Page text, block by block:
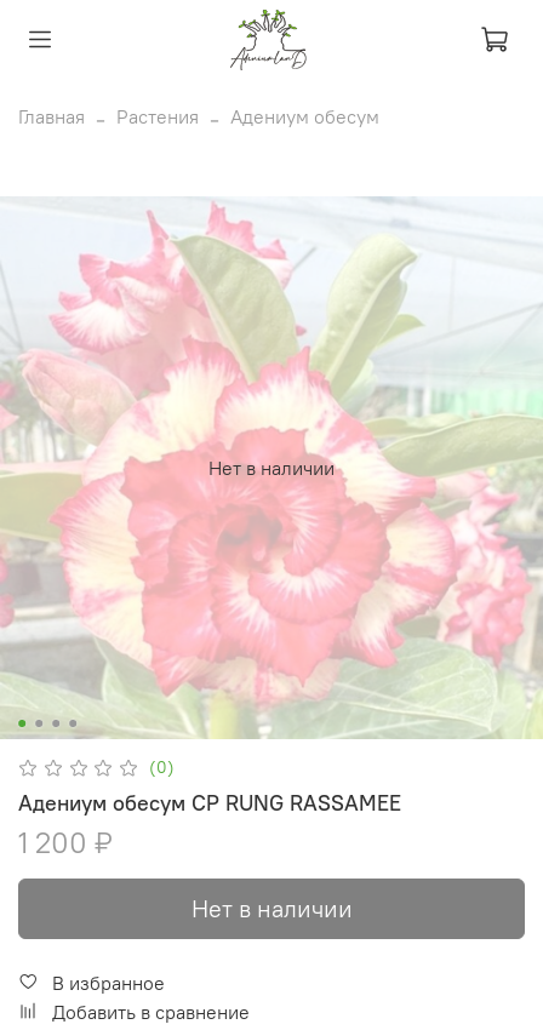
Главная Растения Адениум обесум
Нет в наличии
(0)
Адениум обесум CP RUNG RASSAMEE
1 200 ₽
Нет в наличии
В избранное
Добавить в сравнение